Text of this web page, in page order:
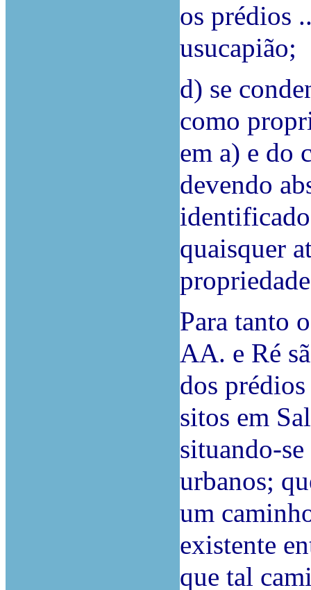
os prédios
usucapião;
d) se
como
em a) e do
devendo
quaisquer
Para tanto
AA. e Ré
dos
sitos em
situando-
urbanos;
um
existente
que tal